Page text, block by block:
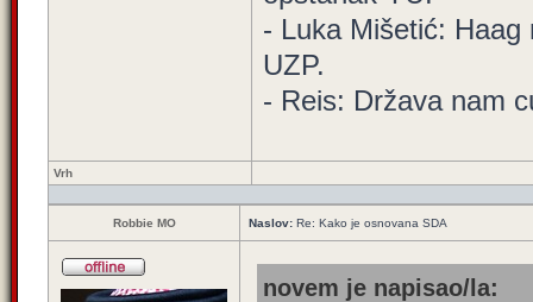
- Luka Mišetić: Haag
UZP.
- Reis: Država nam
Vrh
Robbie MO Naslov: Re: Kako je osnovana SDA
novem je napisao/la: